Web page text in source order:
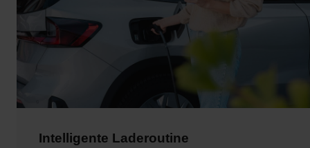
Intelligente Laderoutine